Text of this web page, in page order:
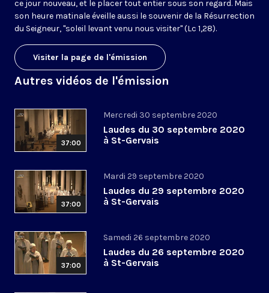
ce jour nouveau, et le placer tout entier sous son regard. Mais
son heure matinale éveille aussi le souvenir de la Résurrection
du Seigneur, "soleil levant venu nous visiter" (Lc 1,28).
Visiter la page de l'émission
Autres vidéos de l'émission
37:00
Mercredi 30 septembre 2020
Laudes du 30 septembre 2020
à St-Gervais
37:00
Mardi 29 septembre 2020
Laudes du 29 septembre 2020
à St-Gervais
37:00
Samedi 26 septembre 2020
Laudes du 26 septembre 2020
à St-Gervais